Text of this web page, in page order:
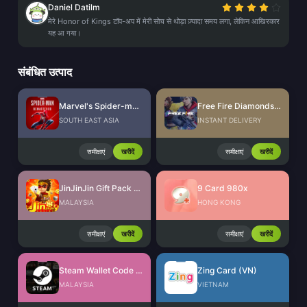
Daniel Datilm
मेरे Honor of Kings टॉप-अप में मेरी सोच से थोड़ा ज़्यादा समय लगा, लेकिन आखिरकार
यह आ गया।
संबंधित उत्पाद
Marvel's Spider-man Remastered PC Version (Steam)
SOUTH EAST ASIA
समीक्षाएं खरीदें
Free Fire Diamonds EU + TR
INSTANT DELIVERY
समीक्षाएं खरीदें
JinJinJin Gift Pack Redeem Code
MALAYSIA
समीक्षाएं खरीदें
9 Card 980x
HONG KONG
समीक्षाएं खरीदें
Steam Wallet Code (MYR)
MALAYSIA
Zing Card (VN)
VIETNAM